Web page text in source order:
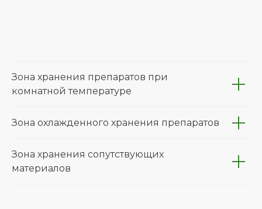
Зона хранения препаратов при
комнатной температуре
Зона охлажденного хранения препаратов
Зона хранения сопутствующих
материалов